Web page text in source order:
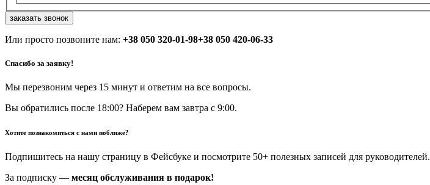
заказать звонок
Или просто позвоните нам: +38 050 320-01-98+38 050 420-06-33
Спасибо за заявку!
Мы перезвоним через 15 минут и ответим на все вопросы.
Вы обратились после 18:00? Наберем вам завтра с 9:00.
Хотите познакомиться с нами поближе?
Подпишитесь на нашу страницу в Фейсбуке и посмотрите 50+ полезных записей для руководителей.
За подписку — месяц обслуживания в подарок!